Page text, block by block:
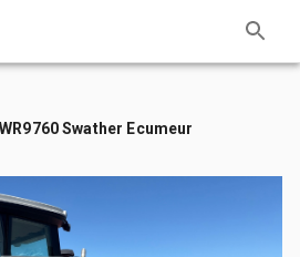
Swather Ecumeur